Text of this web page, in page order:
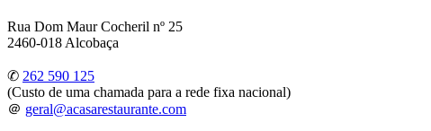
Rua Dom Maur Cocheril nº 25
2460-018 Alcobaça
✆ 262 590 125
(Custo de uma chamada para a rede fixa nacional)
＠ geral@acasarestaurante.com